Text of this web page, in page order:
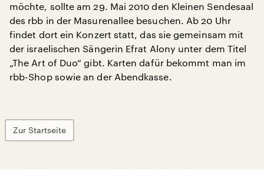
möchte, sollte am 29. Mai 2010 den Kleinen Sendesaal
des rbb in der Masurenallee besuchen. Ab 20 Uhr
findet dort ein Konzert statt, das sie gemeinsam mit
der israelischen Sängerin Efrat Alony unter dem Titel
„The Art of Duo“ gibt. Karten dafür bekommt man im
rbb-Shop sowie an der Abendkasse.
Zur Startseite